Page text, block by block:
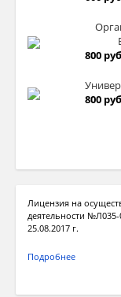
800
800
Лицензия на
деятельности №Л035-
25.08.2017 г.
Подробнее